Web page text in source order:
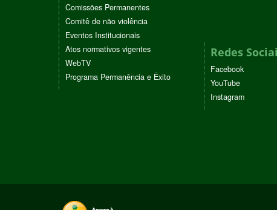
Comissões Permanentes
Comitê de não violência
Eventos Institucionais
Atos normativos vigentes
WebTV
Programa Permanência e Êxito
Redes
Facebook
YouTube
Instagram